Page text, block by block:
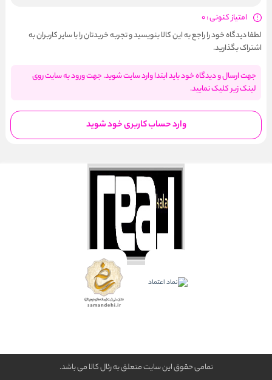
امتیاز کنونی : 0
لطفا دیدگاه خود را راجع به این کالا بنویسید و تجربه خریدتان را با سایر کاربران به
اشتراک بگذارید.
جهت ارسال و دیدگاه خود باید ابتدا وارد سایت شوید. جهت ورود به سایت روی
لینک زیر کلیک نمایید.
وارد حساب کاربری خود شوید
تمامی حقوق این سایت متعلق به رئال كالا می باشد.